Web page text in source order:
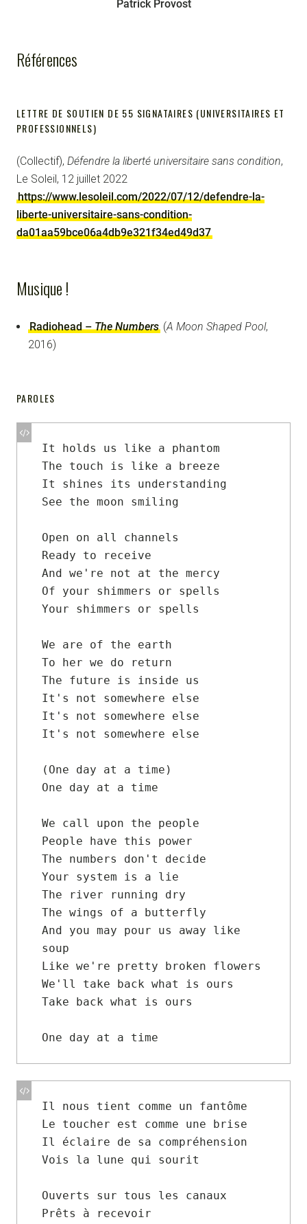
Patrick Provost
Références
LETTRE DE SOUTIEN DE 55 SIGNATAIRES (UNIVERSITAIRES ET
PROFESSIONNELS)
(Collectif), Défendre la liberté universitaire sans condition,
Le Soleil, 12 juillet 2022
https://www.lesoleil.com/2022/07/12/defendre-la-
liberte-universitaire-sans-condition-
da01aa59bce06a4db9e321f34ed49d37
Musique !
Radiohead –The Numbers (A Moon Shaped Pool,
2016)
PAROLES
It holds us like a phantom
The touch is like a breeze
It shines its understanding
See the moon smiling
Open on all channels
Ready to receive
And we're not at the mercy
Of your shimmers or spells
Your shimmers or spells
We are of the earth
To her we do return
The future is inside us
It's not somewhere else
It's not somewhere else
It's not somewhere else
(One day at a time)
One day at a time
We call upon the people
People have this power
The numbers don't decide
Your system is a lie
The river running dry
The wings of a butterfly
And you may pour us away like
soup
Like we're pretty broken flowers
We'll take back what is ours
Take back what is ours
One day at a time
Il nous tient comme un fantôme
Le toucher est comme une brise
Il éclaire de sa compréhension
Vois la lune qui sourit
Ouverts sur tous les canaux
Prêts à recevoir